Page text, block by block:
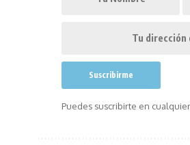
Puedes suscribirte en